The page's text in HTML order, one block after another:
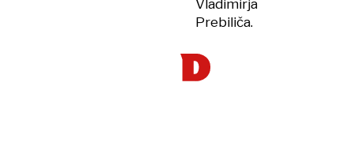
Vladimirja
Prebiliča.